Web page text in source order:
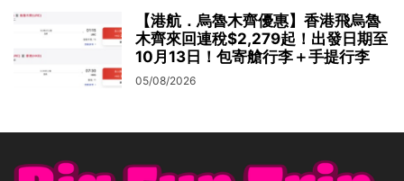
【港航．烏魯木齊優惠】香港飛烏魯
木齊來回連稅$2,279起！出發日期至
10月13日！包寄艙行李＋手提行李
05/08/2026